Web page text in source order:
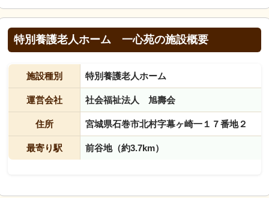
特別養護老人ホーム 一心苑の施設概要
施設種別 特別養護老人ホーム
運営会社 社会福祉法人 旭壽会
住所 宮城県石巻市北村字幕ヶ崎一１７番地２
最寄り駅 前谷地（約3.7km）